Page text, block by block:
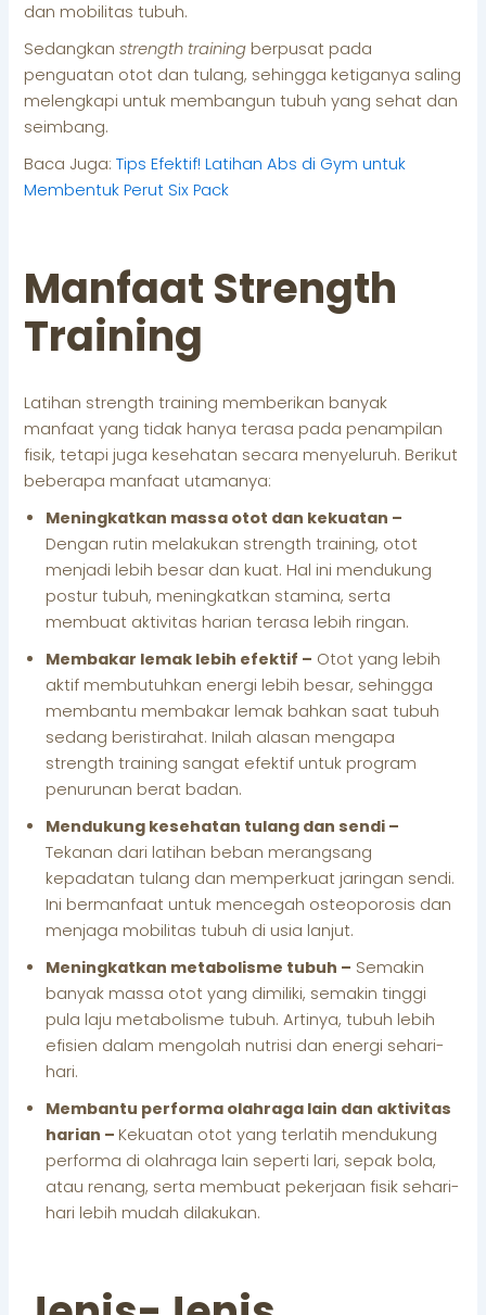
dan mobilitas tubuh.
Sedangkanstrength training berpusat pada
penguatan otot dan tulang, sehingga ketiganya saling
melengkapi untuk membangun tubuh yang sehat dan
seimbang.
Baca Juga:Tips Efektif! Latihan Abs di Gym untuk
Membentuk Perut Six Pack
Manfaat Strength
Training
Latihan strength training memberikan banyak
manfaat yang tidak hanya terasa pada penampilan
fisik, tetapi juga kesehatan secara menyeluruh. Berikut
beberapa manfaat utamanya:
Meningkatkan massa otot dan kekuatan –
Dengan rutin melakukan strength training, otot
menjadi lebih besar dan kuat. Hal ini mendukung
postur tubuh, meningkatkan stamina, serta
membuat aktivitas harian terasa lebih ringan.
Membakar lemak lebih efektif – Otot yang lebih
aktif membutuhkan energi lebih besar, sehingga
membantu membakar lemak bahkan saat tubuh
sedang beristirahat. Inilah alasan mengapa
strength training sangat efektif untuk program
penurunan berat badan.
Mendukung kesehatan tulang dan sendi –
Tekanan dari latihan beban merangsang
kepadatan tulang dan memperkuat jaringan sendi.
Ini bermanfaat untuk mencegah osteoporosis dan
menjaga mobilitas tubuh di usia lanjut.
Meningkatkan metabolisme tubuh – Semakin
banyak massa otot yang dimiliki, semakin tinggi
pula laju metabolisme tubuh. Artinya, tubuh lebih
efisien dalam mengolah nutrisi dan energi sehari-
hari.
Membantu performa olahraga lain dan aktivitas
harian – Kekuatan otot yang terlatih mendukung
performa di olahraga lain seperti lari, sepak bola,
atau renang, serta membuat pekerjaan fisik sehari-
hari lebih mudah dilakukan.